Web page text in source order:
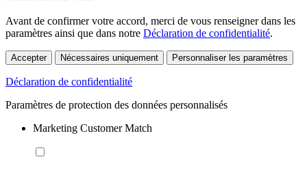
Avant de confirmer votre accord, merci de vous renseigner dans les
paramètres ainsi que dans notre Déclaration de confidentialité.
Accepter Nécessaires uniquement Personnaliser les paramètres
Déclaration de confidentialité
Paramètres de protection des données personnalisés
Marketing Customer Match